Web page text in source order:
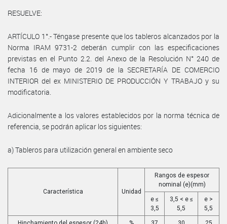
RESUELVE:
ARTÍCULO 1°.- Téngase presente que los tableros alcanzados por la
Norma IRAM 9731-2 deberán cumplir con las especificaciones
previstas en el Punto 2.2. del Anexo de la Resolución N° 240 de
fecha 16 de mayo de 2019 de la SECRETARÍA DE COMERCIO
INTERIOR del ex MINISTERIO DE PRODUCCIÓN Y TRABAJO y su
modificatoria.
Adicionalmente a los valores establecidos por la norma técnica de
referencia, se podrán aplicar los siguientes:
a) Tableros para utilización general en ambiente seco
Característica Unidad
Rangos de espesor
nominal (e)(mm)
e ≤
3,5
3,5 < e ≤
5,5
e >
5,5